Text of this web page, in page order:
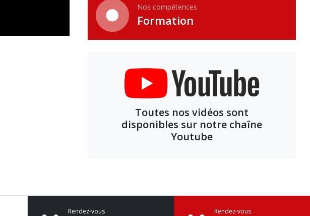
Nos compétences
Formation
Toutes nos vidéos sont
disponibles sur notre chaîne
Youtube
Rendez-vous Rendez-vous